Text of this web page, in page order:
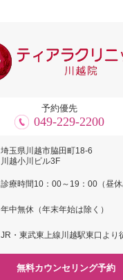
予約優先
049-229-2200
埼玉県川越市脇田町18-6
川越小川ビル3F
診療時間10：00～19：00（昼休
年中無休（年末年始は除く）
JR・東武東上線川越駅東口より
無料カウンセリング予約